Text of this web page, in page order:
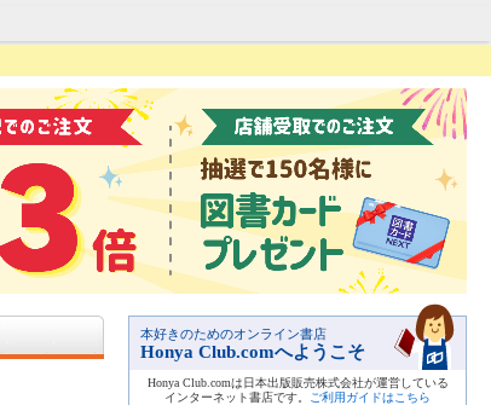
本好きのためのオンライン書店
Honya Club.comへようこそ
Honya Club.comは日本出版販売株式会社が運営している
インターネット書店です。
ご利用ガイドはこちら